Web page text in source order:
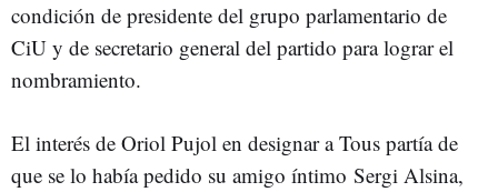
condición de presidente del grupo parlamentario de
CiU y de secretario general del partido para lograr el
nombramiento.
El interés de Oriol Pujol en designar a Tous partía de
que se lo había pedido su amigo íntimo Sergi Alsina,